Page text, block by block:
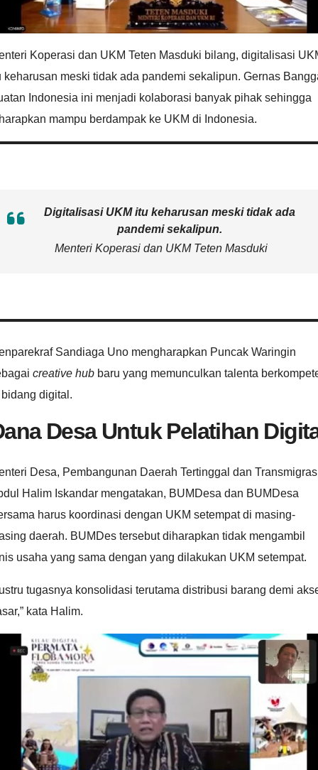
Koperasi dan UKM Teten Masduki bilang, digitalisasi
keharusan meski tidak ada pandemi sekalipun. Gernas
Indonesia ini menjadi kolaborasi banyak pihak sehingga
mampu berdampak ke UKM di Indonesia.
Digitalisasi UKM itu keharusan meski tidak ada
pandemi sekalipun.
Menteri Koperasi dan UKM Teten Masduki
Sandiaga Uno mengharapkan Puncak Waringin
creative hub baru yang memunculkan talenta
digital.
Desa Untuk Pelatihan
Desa, Pembangunan Daerah Tertinggal dan
Halim Iskandar mengatakan, BUMDesa dan BUMDesa
harus koordinasi dengan UKM setempat di masing-
daerah. BUMDes tersebut diharapkan tidak mengambil
usaha yang sama dengan yang dilakukan UKM setempat.
tugasnya konsolidasi terutama distribusi barang demi
kata Halim.